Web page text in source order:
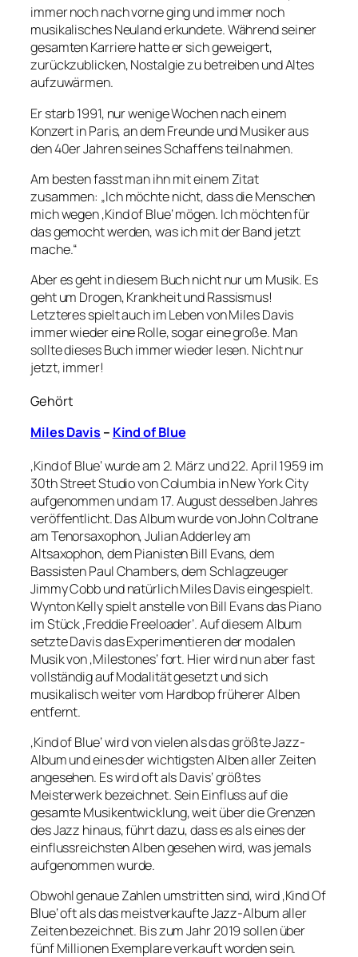
immer noch nach vorne ging und immer noch
musikalisches Neuland erkundete. Während seiner
gesamten Karriere hatte er sich geweigert,
zurückzublicken, Nostalgie zu betreiben und Altes
aufzuwärmen.
Er starb 1991, nur wenige Wochen nach einem
Konzert in Paris, an dem Freunde und Musiker aus
den 40er Jahren seines Schaffens teilnahmen.
Am besten fasst man ihn mit einem Zitat
zusammen: „Ich möchte nicht, dass die Menschen
mich wegen ‚Kind of Blue‘ mögen. Ich möchten für
das gemocht werden, was ich mit der Band jetzt
mache.“
Aber es geht in diesem Buch nicht nur um Musik. Es
geht um Drogen, Krankheit und Rassismus!
Letzteres spielt auch im Leben von Miles Davis
immer wieder eine Rolle, sogar eine große. Man
sollte dieses Buch immer wieder lesen. Nicht nur
jetzt, immer!
Gehört
Miles Davis– Kind of Blue
‚Kind of Blue‘ wurde am 2. März und 22. April 1959 im
30th Street Studio von Columbia in New York City
aufgenommen und am 17. August desselben Jahres
veröffentlicht. Das Album wurde von John Coltrane
am Tenorsaxophon, Julian Adderley am
Altsaxophon, dem Pianisten Bill Evans, dem
Bassisten Paul Chambers, dem Schlagzeuger
Jimmy Cobb und natürlich Miles Davis eingespielt.
Wynton Kelly spielt anstelle von Bill Evans das Piano
im Stück ‚Freddie Freeloader‘. Auf diesem Album
setzte Davis das Experimentieren der modalen
Musik von ‚Milestones‘ fort. Hier wird nun aber fast
vollständig auf Modalität gesetzt und sich
musikalisch weiter vom Hardbop früherer Alben
entfernt.
‚Kind of Blue‘ wird von vielen als das größte Jazz-
Album und eines der wichtigsten Alben aller Zeiten
angesehen. Es wird oft als Davis‘ größtes
Meisterwerk bezeichnet. Sein Einfluss auf die
gesamte Musikentwicklung, weit über die Grenzen
des Jazz hinaus, führt dazu, dass es als eines der
einflussreichsten Alben gesehen wird, was jemals
aufgenommen wurde.
Obwohl genaue Zahlen umstritten sind, wird ‚Kind Of
Blue‘ oft als das meistverkaufte Jazz-Album aller
Zeiten bezeichnet. Bis zum Jahr 2019 sollen über
fünf Millionen Exemplare verkauft worden sein.